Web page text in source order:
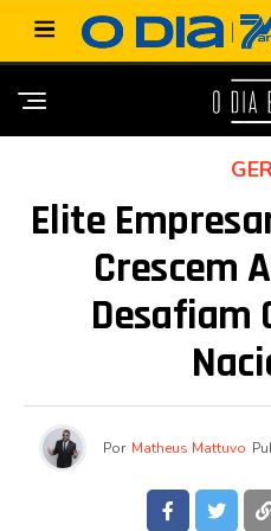
Elite
Crescem
Desafiam
Por Matheus Mattuvo